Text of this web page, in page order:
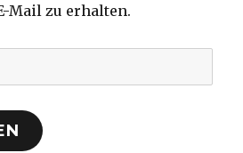
Mail zu erhalten.